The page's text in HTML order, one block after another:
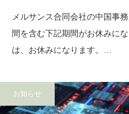
メルサンス合同会社の中国事
間を含む下記期間がお休みに
は、お休みになります。…
お知らせ